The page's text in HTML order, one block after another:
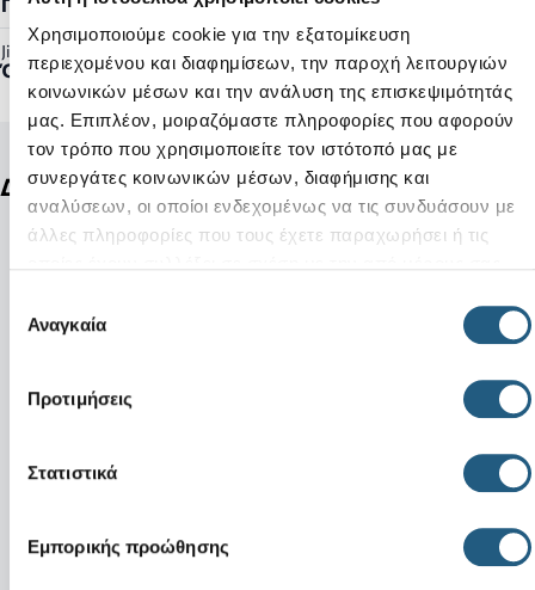
Χρησιμοποιούμε cookie για την εξατομίκευση
περιεχομένου και διαφημίσεων, την παροχή λειτουργιών
κοινωνικών μέσων και την ανάλυση της επισκεψιμότητάς
μας. Επιπλέον, μοιραζόμαστε πληροφορίες που αφορούν
τον τρόπο που χρησιμοποιείτε τον ιστότοπό μας με
συνεργάτες κοινωνικών μέσων, διαφήμισης και
αναλύσεων, οι οποίοι ενδεχομένως να τις συνδυάσουν με
άλλες πληροφορίες που τους έχετε παραχωρήσει ή τις
συγκατάθεσης
Αναγκαία
Προτιμήσεις
Στατιστικά
Εμπορικής προώθησης
Jibbitz™ Ready:
Όχι
Δείτε ακόμη
Νέο
Gem Sea Turtle